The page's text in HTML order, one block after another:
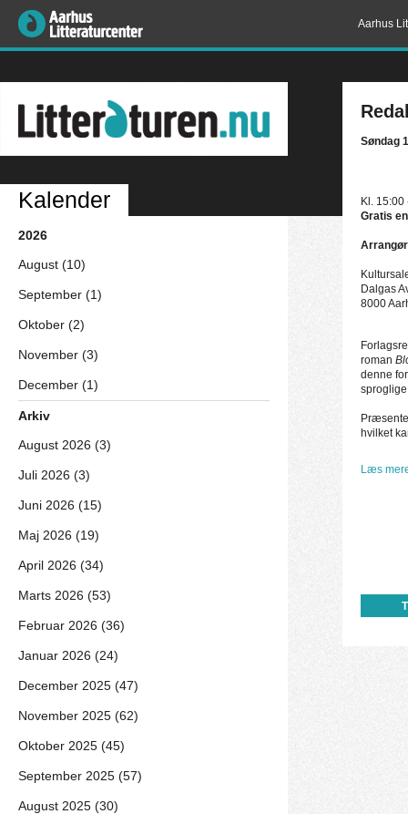
Aarhus
Søndag
Kl. 15:00
Gratis
Dalgas
8000
roman
denne
hvilket
Læs
Kalender
2026
August (10)
September (1)
Oktober (2)
November (3)
December (1)
Arkiv
August 2026 (3)
Juli 2026 (3)
Juni 2026 (15)
Maj 2026 (19)
April 2026 (34)
Marts 2026 (53)
Februar 2026 (36)
Januar 2026 (24)
December 2025 (47)
November 2025 (62)
Oktober 2025 (45)
September 2025 (57)
August 2025 (30)